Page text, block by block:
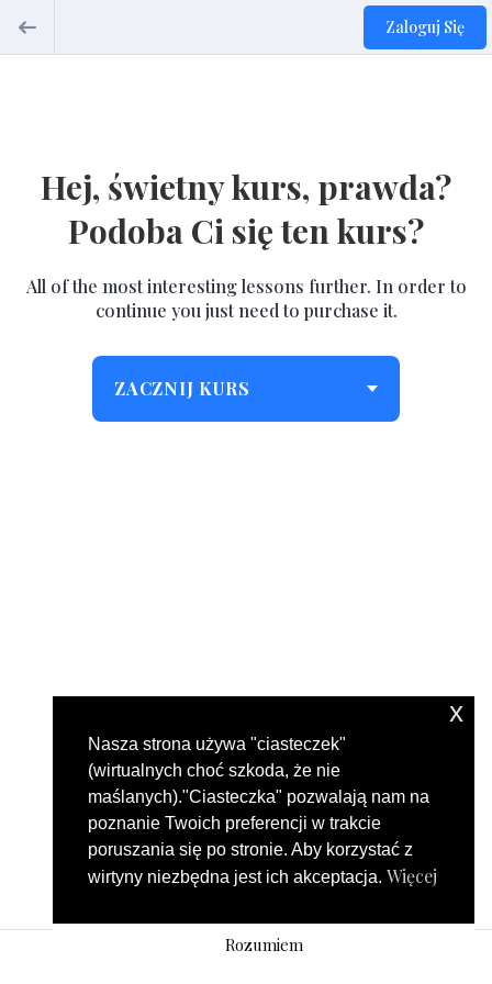
Zaloguj Się
Hej, świetny kurs, prawda?
Podoba Ci się ten kurs?
All of the most interesting lessons further. In order to
continue you just need to purchase it.
ZACZNIJ KURS
Nasza strona używa "ciasteczek"
(wirtualnych choć szkoda, że nie
maślanych)."Ciasteczka" pozwalają nam na
poznanie Twoich preferencji w trakcie
poruszania się po stronie. Aby korzystać z
wirtyny niezbędna jest ich akceptacja. Więcej
Rozumiem
x